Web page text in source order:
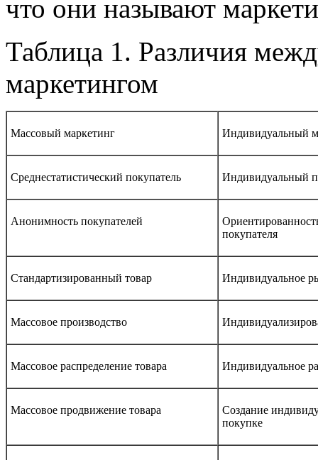
что они называют
Таблица 1. Различия
маркетингом
Массовый маркетинг Индивидуальный
Среднестатистический покупатель Индивидуальный
Анонимность покупателей
покупателя
Стандартизированный товар Индивидуальное
Массовое производство
Массовое распределение товара Индивидуальное
Массовое продвижение товара
Создание
покупке